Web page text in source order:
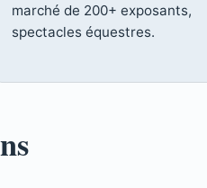
marché de 200+ exposants,
spectacles équestres.